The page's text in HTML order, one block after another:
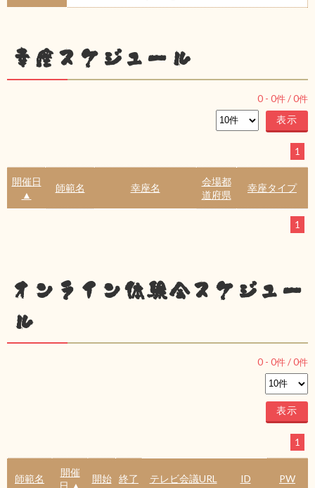
幸座スケジュール
0 - 0件 /0件
1
開催日
▲
師範名 幸座名
会場都
道府県
幸座タイプ
1
オンライン体験会スケジュー
ル
0 - 0件 /0件
1
師範名
開催
開始 終了 テレビ会議URL ID PW